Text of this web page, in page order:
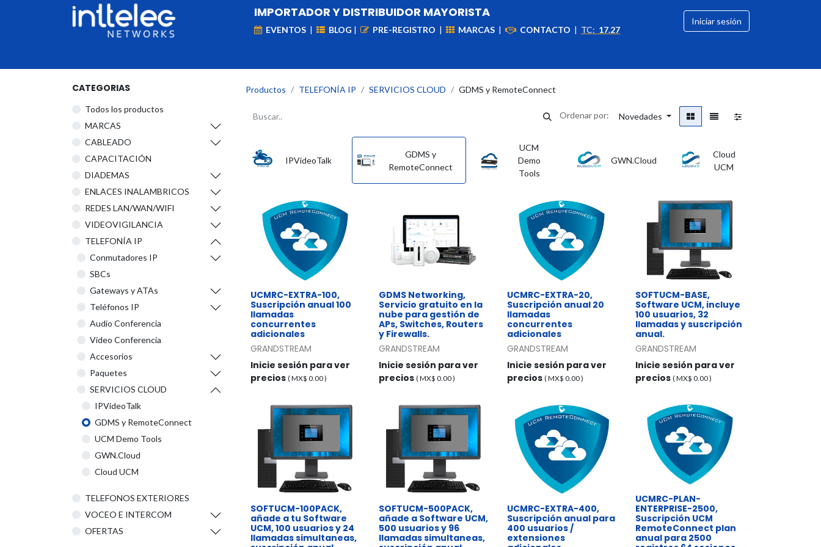
IMPORTADOR Y DISTRIBUIDOR MAYORISTA
EVENTOS | BLOG | PRE-REGISTRO | MARCAS | CONTACTO | TC: 17.27
Iniciar sesión
CATEGORIAS
Todos los productos
​MARCAS
CABLEADO
CAPACITACIÓN
DIADEMAS
ENLACES INALAMBRICOS
REDES LAN/WAN/WIFI
VIDEOVIGILANCIA
TELEFONÍA IP
Conmutadores IP
SBCs
Gateways y ATAs
Teléfonos IP
Audio Conferencia
Video Conferencia
Accesorios
Paquetes
SERVICIOS CLOUD
IPVideoTalk
GDMS y RemoteConnect
UCM Demo Tools
GWN.Cloud
Cloud UCM
TELEFONOS EXTERIORES
VOCEO E INTERCOM
OFERTAS
Productos TELEFONÍA IP SERVICIOS CLOUD GDMS y RemoteConnect
Ordenar por: Novedades
IPVideoTalk
GDMS y
RemoteConnect
UCM
Demo
Tools
GWN.Cloud
Cloud
UCM
UCMRC-EXTRA-100,
Suscripción anual 100
llamadas
concurrentes
adicionales
GRANDSTREAM
Inicie sesión para ver
precios ( MX$ 0.00)
GDMS Networking,
Servicio gratuito en la
nube para gestión de
APs, Switches, Routers
y Firewalls.
GRANDSTREAM
Inicie sesión para ver
precios ( MX$ 0.00)
UCMRC-EXTRA-20,
Suscripción anual 20
llamadas
concurrentes
adicionales
GRANDSTREAM
Inicie sesión para ver
precios ( MX$ 0.00)
SOFTUCM-BASE,
Software UCM, incluye
100 usuarios, 32
llamadas y suscripción
anual.
GRANDSTREAM
Inicie sesión para ver
precios ( MX$ 0.00)
SOFTUCM-100PACK,
añade a tu Software
UCM, 100 usuarios y 24
llamadas simultaneas,
SOFTUCM-500PACK,
añade a Software UCM,
500 usuarios y 96
llamadas simultaneas,
UCMRC-EXTRA-400,
Suscripción anual para
400 usuarios /
extensiones
UCMRC-PLAN-
ENTERPRISE-2500,
Suscripción UCM
RemoteConnect plan
anual para 2500